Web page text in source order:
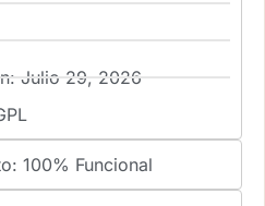
Julio 29, 2026
100% Funcional